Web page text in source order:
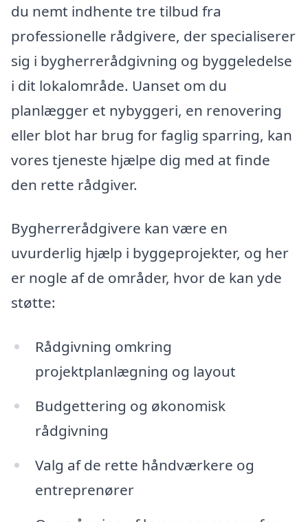
du nemt indhente tre tilbud fra
professionelle rådgivere, der specialiserer
sig i bygherrerådgivning og byggeledelse
i dit lokalområde. Uanset om du
planlægger et nybyggeri, en renovering
eller blot har brug for faglig sparring, kan
vores tjeneste hjælpe dig med at finde
den rette rådgiver.
Bygherrerådgivere kan være en
uvurderlig hjælp i byggeprojekter, og her
er nogle af de områder, hvor de kan yde
støtte:
Rådgivning omkring
projektplanlægning og layout
Budgettering og økonomisk
rådgivning
Valg af de rette håndværkere og
entreprenører